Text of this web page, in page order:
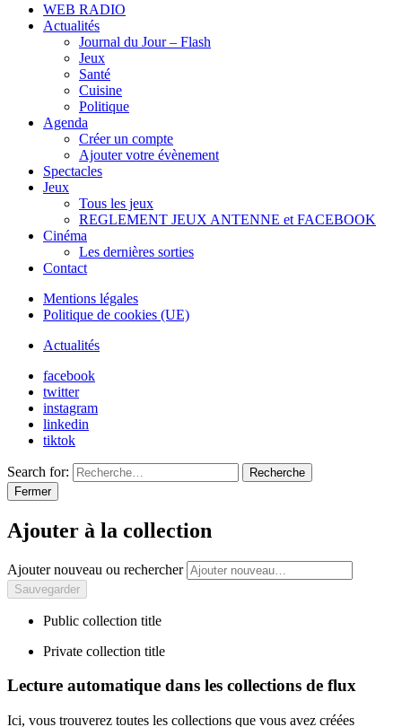
WEB RADIO
Actualités
Journal du Jour – Flash
Jeux
Santé
Cuisine
Politique
Agenda
Créer un compte
Ajouter votre évènement
Spectacles
Jeux
Tous les jeux
REGLEMENT JEUX ANTENNE et FACEBOOK
Cinéma
Les dernières sorties
Contact
Mentions légales
Politique de cookies (UE)
Actualités
facebook
twitter
instagram
linkedin
tiktok
Search for:
Recherche
Fermer
Ajouter à la collection
Ajouter nouveau ou rechercher
Public collection title
Private collection title
Lecture automatique dans les collections de flux
Ici, vous trouverez toutes les collections que vous avez créées